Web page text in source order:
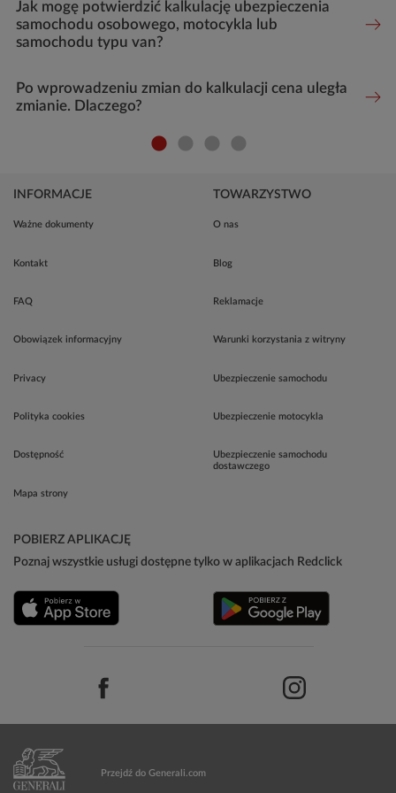
Jak mogę potwierdzić kalkulację ubezpieczenia
samochodu osobowego, motocykla lub
samochodu typu van?
Po wprowadzeniu zmian do kalkulacji cena uległa
zmianie. Dlaczego?
INFORMACJE
Ważne dokumenty
Kontakt
FAQ
Obowiązek informacyjny
Privacy
Polityka cookies
Dostępność
Mapa strony
TOWARZYSTWO
O nas
Blog
Reklamacje
Warunki korzystania z witryny
Ubezpieczenie samochodu
Ubezpieczenie motocykla
Ubezpieczenie samochodu
dostawczego
POBIERZ APLIKACJĘ
Poznaj wszystkie usługi dostępne tylko w aplikacjach Redclick
Przejdź do Generali.com